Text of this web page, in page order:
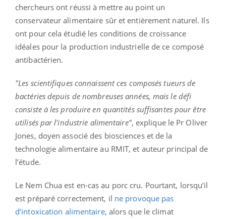
chercheurs ont réussi à mettre au point un
conservateur alimentaire sûr et entièrement naturel. Ils
ont pour cela étudié les conditions de croissance
idéales pour la production industrielle de ce composé
antibactérien.
"Les scientifiques connaissent ces composés tueurs de
bactéries depuis de nombreuses années, mais le défi
consiste à les produire en quantités suffisantes pour être
utilisés par l'industrie alimentaire", explique le Pr Oliver
Jones, doyen associé des biosciences et de la
technologie alimentaire au RMIT, et auteur principal de
l’étude.
Le Nem Chua est en-cas au porc cru. Pourtant, lorsqu’il
est préparé correctement, il ne provoque pas
d’intoxication alimentaire, alors que le climat